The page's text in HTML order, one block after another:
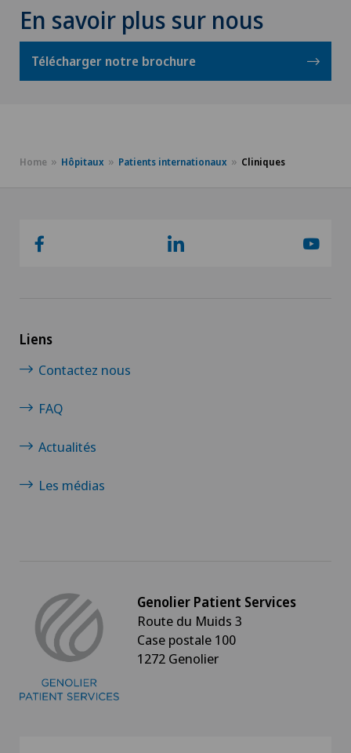
En savoir plus sur nous
Télécharger notre brochure
Home Hôpitaux Patients internationaux Cliniques
Liens
Contactez nous
FAQ
Actualités
Les médias
Genolier Patient Services
Route du Muids 3
Case postale 100
1272 Genolier